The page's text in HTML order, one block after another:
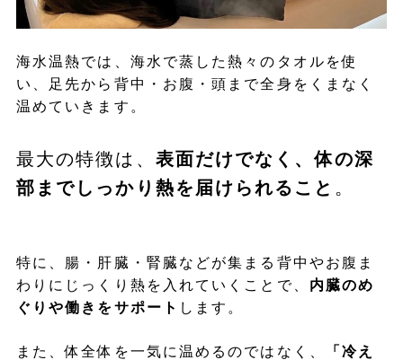
海水温熱では、海水で蒸した熱々のタオルを使
い、足先から背中・お腹・頭まで全身をくまなく
温めていきます。
最大の特徴は、 表面だけでなく、体の深
部までしっかり熱を届けられること 。
特に、腸・肝臓・腎臓などが集まる背中やお腹ま
わりにじっくり熱を入れていくことで、 内臓のめ
ぐりや働きをサポート します。
また、体全体を一気に温めるのではなく、
「冷え